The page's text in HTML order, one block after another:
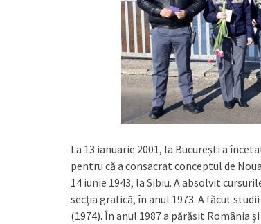
La 13 ianuarie 2001, la Bucureşti a
pentru că a consacrat conceptul de
14 iunie 1943, la Sibiu. A absolvit
secţia grafică, în anul 1973. A făcut
(1974). În anul 1987 a părăsit România